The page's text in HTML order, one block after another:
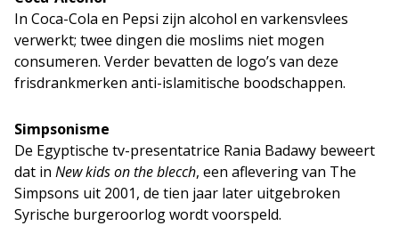
In Coca-Cola en Pepsi zijn alcohol en varkensvlees
verwerkt; twee dingen die moslims niet mogen
consumeren. Verder bevatten de logo’s van deze
frisdrankmerken anti-islamitische boodschappen.
Simpsonisme
De Egyptische tv-presentatrice Rania Badawy beweert
dat in New kids on the blecch, een aflevering van The
Simpsons uit 2001, de tien jaar later uitgebroken
Syrische burgeroorlog wordt voorspeld.